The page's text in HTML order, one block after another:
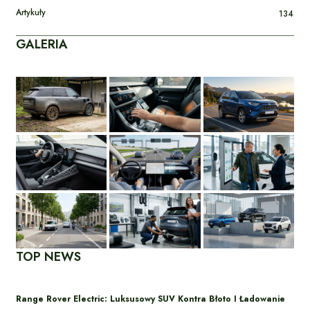
Artykuły 134
GALERIA
TOP NEWS
Range Rover Electric: Luksusowy SUV Kontra Błoto I Ładowanie